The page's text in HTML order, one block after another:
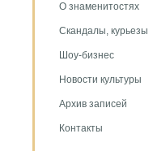
О знаменитостях
Скандалы, курьезы
Шоу-бизнес
Новости культуры
Архив записей
Контакты